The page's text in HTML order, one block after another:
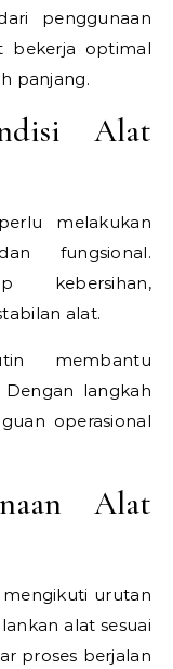
penggunaan
bekerja optimal
panjang.
Alat
melakukan
fungsional.
kebersihan,
alat.
membantu
Dengan langkah
operasional
Alat
urutan
alat sesuai
proses berjalan